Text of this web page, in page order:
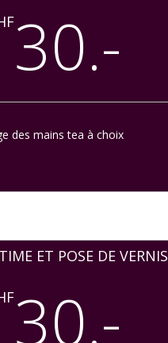
30.-
des mains tea à choix
ET POSE DE VERNIS
30.-